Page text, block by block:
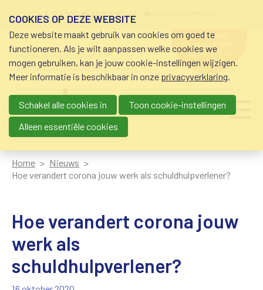
schuldhulp • sociaal krediet •
budgetbeheer • beschermingsbewind
hulp nodig
bij geldzorgen?
0800-8115.nl
Main navigation
Home
Nieuws
Hoe verandert corona jouw werk als schuldhulpverlener?
Hoe verandert corona jouw
werk als
schuldhulpverlener?
COOKIES OP DEZE WEBSITE
Deze website maakt gebruik van cookies om goed te
functioneren. Als je wilt aanpassen welke cookies we
mogen gebruiken, kan je jouw cookie-instellingen wijzigen.
Meer informatie is beschikbaar in onze privacyverklaring.
Schakel alle cookies in
Toon cookie-instellingen
Alleen essentiële cookies